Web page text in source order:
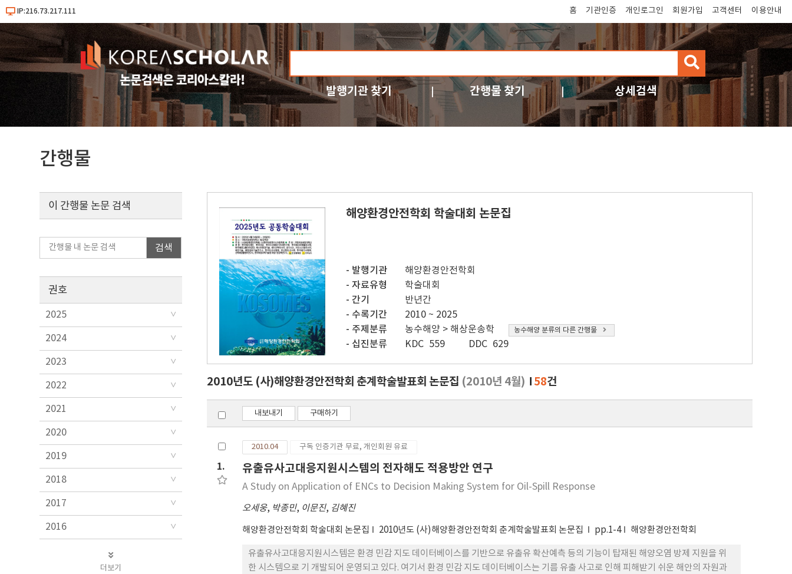
IP:216.73.217.111 홈 기관인증 개인로그인 회원가입 고객센터 이용안내
검
색
발행기관 찾기 간행물 찾기 상세검색
간행물
해양환경안전학회 학술대회 논문집
발행기관
해양환경안전학회
자료유형
학술대회
간기
반년간
수록기간
2010 ~ 2025
주제분류
농수해양 > 해상운송학 농수해양 분류의 다른 간행물
십진분류 KDC 559 DDC 629
이 간행물 논문 검색
검색
권호
2025
2024
2023
2022
2021
2020
2019
2018
2017
2016
더보기
2010년도 (사)해양환경안전학회 춘계학술발표회 논문집 (2010년 4월) 58건
내보내기 구매하기
1.
2010.04 구독 인증기관 무료, 개인회원 유료
유출유사고대응지원시스템의 전자해도 적용방안 연구
A Study on Application of ENCs to Decision Making System for Oil-Spill Response
오세웅, 박종민, 이문진, 김혜진
해양환경안전학회 학술대회 논문집 2010년도 (사)해양환경안전학회 춘계학술발표회 논문집 pp.1-4 해양환경안전학회
유출유사고대응지원시스템은 환경 민감 지도 데이터베이스를 기반으로 유출유 확산예측 등의 기능이 탑재된 해양오염 방제 지원을 위
한 시스템으로 기 개발되어 운영되고 있다. 여기서 환경 민감 지도 데이터베이스는 기름 유출 사고로 인해 피해받기 쉬운 해안의 자원과